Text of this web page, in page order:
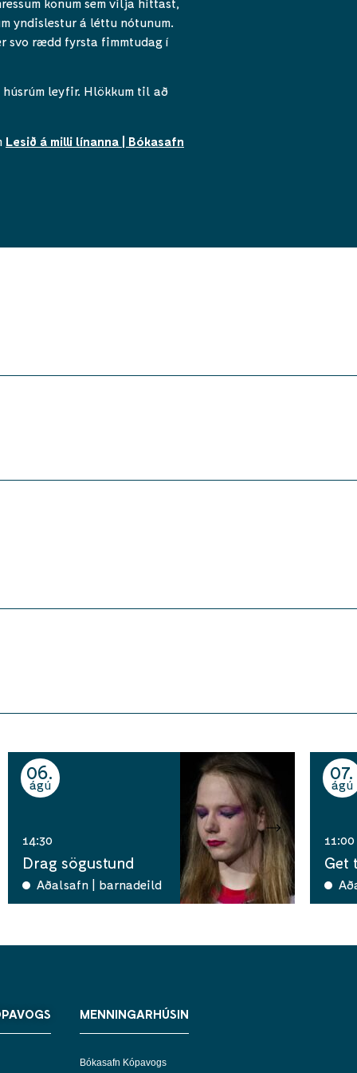
yndislestur á léttu nótunum.
svo rædd fyrsta fimmtudag í
leyfir. Hlökkum til að
Lesið á milli línanna | Bókasafn
06
ágú
14:30
Drag sögustund
Aðalsafn | barnadeild
07
ágú
11:00
Get
MENNINGARHÚSIN
Bókasafn Kópavogs